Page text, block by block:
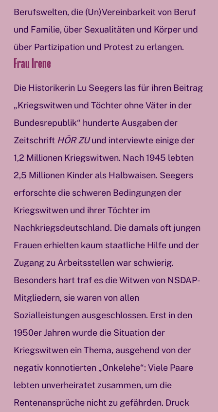
Berufswelten, die (Un)Vereinbarkeit von Beruf
und Familie, über Sexualitäten und Körper und
über Partizipation und Protest zu erlangen.
Frau Irene
Die Historikerin Lu Seegers las für ihren Beitrag
„Kriegswitwen und Töchter ohne Väter in der
Bundesrepublik“ hunderte Ausgaben der
Zeitschrift HÖR ZUund interviewte einige der
1,2 Millionen Kriegswitwen. Nach 1945 lebten
2,5 Millionen Kinder als Halbwaisen. Seegers
erforschte die schweren Bedingungen der
Kriegswitwen und ihrer Töchter im
Nachkriegsdeutschland. Die damals oft jungen
Frauen erhielten kaum staatliche Hilfe und der
Zugang zu Arbeitsstellen war schwierig.
Besonders hart traf es die Witwen von NSDAP-
Mitgliedern, sie waren von allen
Sozialleistungen ausgeschlossen. Erst in den
1950er Jahren wurde die Situation der
Kriegswitwen ein Thema, ausgehend von der
negativ konnotierten „Onkelehe“: Viele Paare
lebten unverheiratet zusammen, um die
Rentenansprüche nicht zu gefährden. Druck